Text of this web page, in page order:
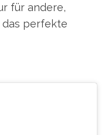
für andere,
perfekte